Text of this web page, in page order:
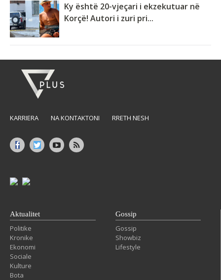
Ky është 20-vjeçari i ekzekutuar në
Korçë! Autori i zuri pri...
KARRIERA NA KONTAKTONI RRETH NESH
Aktualitet
Politike
Kronike
Ekonomi
Sociale
Kulture
Bota
Gossip
Gossip
Showbiz
Lifestyle